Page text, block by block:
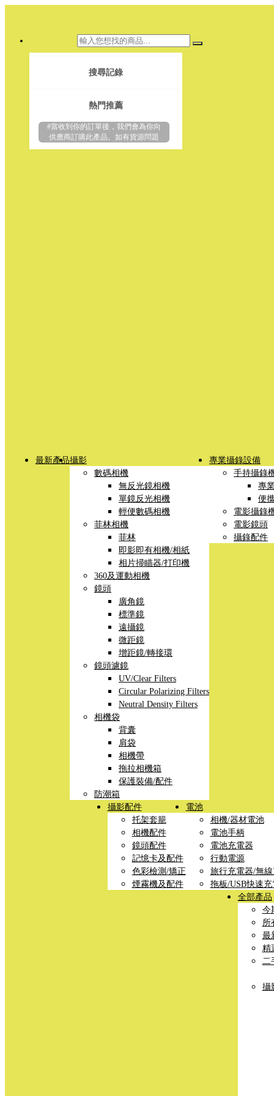
搜尋記錄
熱門推薦
#當收到你的訂單後，我們會為你向
供應商訂購此產品。如有貨源問題
最新產品攝影
數碼相機
無反光鏡相機
單鏡反光相機
輕便數碼相機
菲林相機
菲林
即影即有相機/相紙
相片掃瞄器/打印機
360及運動相機
鏡頭
廣角鏡
標準鏡
遠攝鏡
微距鏡
增距鏡/轉接環
鏡頭濾鏡
UV/Clear Filters
Circular Polarizing Filters
Neutral Density Filters
相機袋
背囊
肩袋
相機帶
拖拉相機箱
保護裝備/配件
防潮箱
專業攝錄設備
手持攝錄
專
便
電影攝錄
電影鏡頭
攝錄配件
攝影配件
托架套籠
相機配件
鏡頭配件
記憶卡及配件
色彩檢測/矯正
煙霧機及配件
電池
相機/器材電池
電池手柄
電池充電器
行動電源
旅行充電器/無
拖板/USB快速充
全部產品
今
所
最
精
二
攝